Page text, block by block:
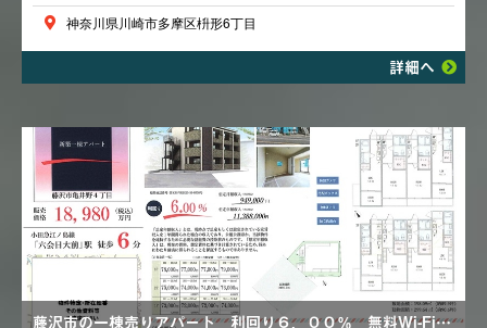
神奈川県川崎市多摩区枡形6丁目
詳細へ
藤沢市の一棟売りアパート 利回り６．００％ 無料Wi-Fi 建築中 劣化対策等級３取得予定